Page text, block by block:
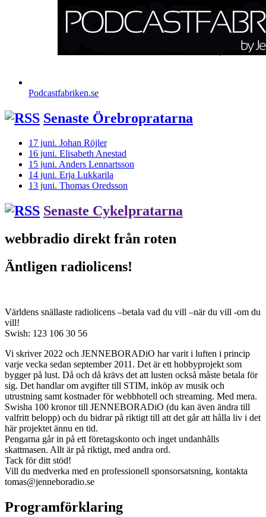
Podcastfabriken.se
Senaste Örebropratarna
17 juni. Johan Röjler
16 juni. Elisabeth Anestad
15 juni. Anders Lennartsson
14 juni. Erja Lukkarila
13 juni. Thomas Oredsson
Senaste Cykelpratarna
webbradio direkt från roten
Äntligen radiolicens!
Världens snällaste radiolicens –betala vad du vill –när du vill -om du
vill!
Swish: 123 106 30 56
Vi skriver 2022 och JENNEBORADiO har varit i luften i princip
varje vecka sedan september 2011. Det är ett hobbyprojekt som
bygger på lust. Då och då krävs det att lusten också måste betala för
sig. Det handlar om avgifter till STIM, inköp av musik och
utrustning samt kostnader för webbhotell och streaming. Med mera.
Swisha 100 kronor till JENNEBORADiO (du kan även ändra till
valfritt belopp) och du bidrar på riktigt till att det går att hålla liv i det
här projektet ännu en tid.
Pengarna går in på ett företagskonto och inget undanhålls
skattmasen. Allt är på riktigt, med andra ord.
Tack för ditt stöd!
Vill du medverka med en professionell sponsorsatsning, kontakta
tomas@jenneboradio.se
Programförklaring